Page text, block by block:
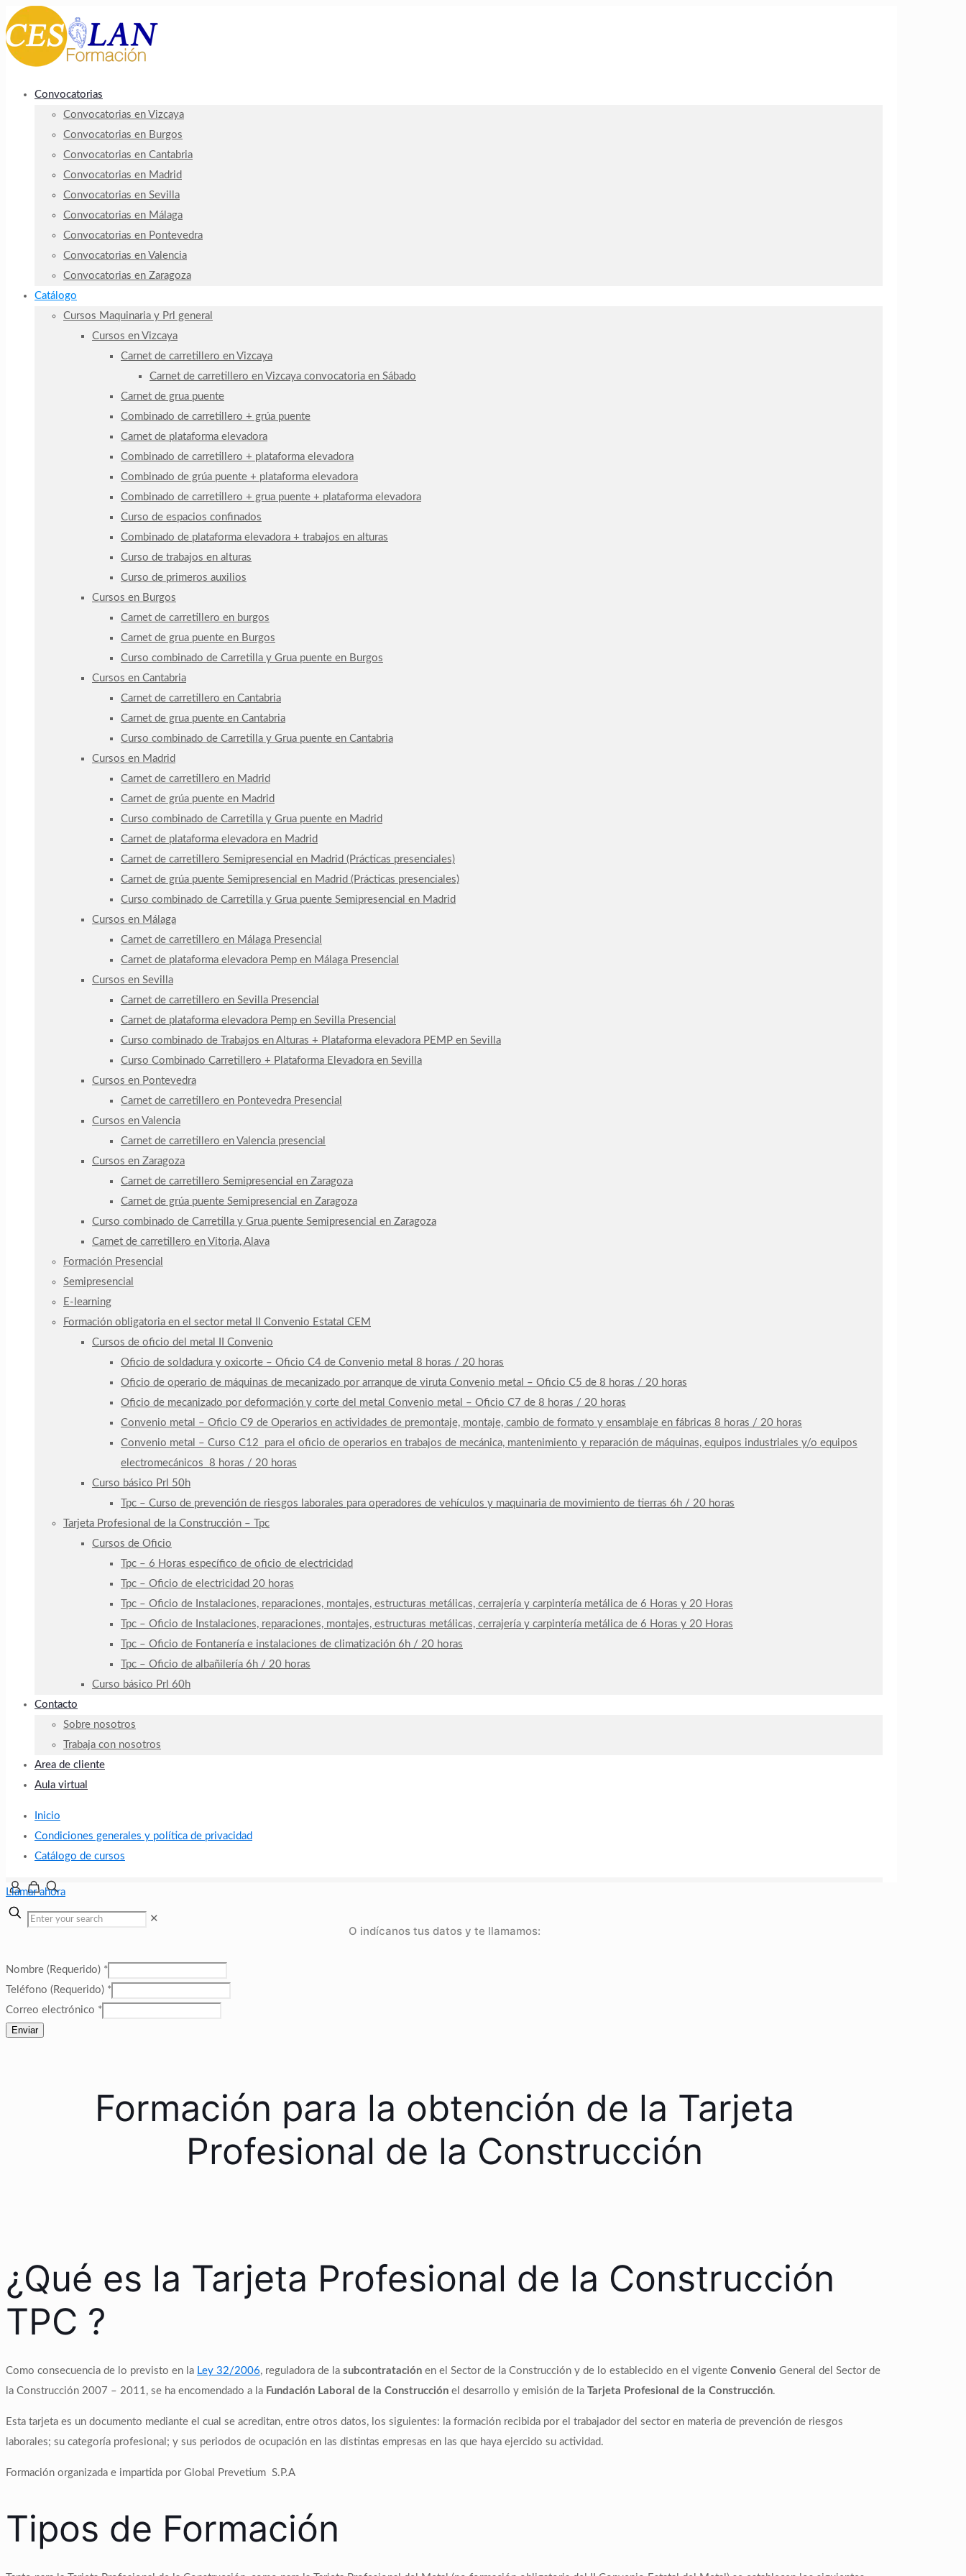
Convocatorias
Convocatorias en Vizcaya
Convocatorias en Burgos
Convocatorias en Cantabria
Convocatorias en Madrid
Convocatorias en Sevilla
Convocatorias en Málaga
Convocatorias en Pontevedra
Convocatorias en Valencia
Convocatorias en Zaragoza
Catálogo
Cursos Maquinaria y Prl general
Cursos en Vizcaya
Carnet de carretillero en Vizcaya
Carnet de carretillero en Vizcaya convocatoria en Sábado
Carnet de grua puente
Combinado de carretillero + grúa puente
Carnet de plataforma elevadora
Combinado de carretillero + plataforma elevadora
Combinado de grúa puente + plataforma elevadora
Combinado de carretillero + grua puente + plataforma elevadora
Curso de espacios confinados
Combinado de plataforma elevadora + trabajos en alturas
Curso de trabajos en alturas
Curso de primeros auxilios
Cursos en Burgos
Carnet de carretillero en burgos
Carnet de grua puente en Burgos
Curso combinado de Carretilla y Grua puente en Burgos
Cursos en Cantabria
Carnet de carretillero en Cantabria
Carnet de grua puente en Cantabria
Curso combinado de Carretilla y Grua puente en Cantabria
Cursos en Madrid
Carnet de carretillero en Madrid
Carnet de grúa puente en Madrid
Curso combinado de Carretilla y Grua puente en Madrid
Carnet de plataforma elevadora en Madrid
Carnet de carretillero Semipresencial en Madrid (Prácticas presenciales)
Carnet de grúa puente Semipresencial en Madrid (Prácticas presenciales)
Curso combinado de Carretilla y Grua puente Semipresencial en Madrid
Cursos en Málaga
Carnet de carretillero en Málaga Presencial
Carnet de plataforma elevadora Pemp en Málaga Presencial
Cursos en Sevilla
Carnet de carretillero en Sevilla Presencial
Carnet de plataforma elevadora Pemp en Sevilla Presencial
Curso combinado de Trabajos en Alturas + Plataforma elevadora PEMP en Sevilla
Curso Combinado Carretillero + Plataforma Elevadora en Sevilla
Cursos en Pontevedra
Carnet de carretillero en Pontevedra Presencial
Cursos en Valencia
Carnet de carretillero en Valencia presencial
Cursos en Zaragoza
Carnet de carretillero Semipresencial en Zaragoza
Carnet de grúa puente Semipresencial en Zaragoza
Curso combinado de Carretilla y Grua puente Semipresencial en Zaragoza
Carnet de carretillero en Vitoria, Alava
Formación Presencial
Semipresencial
E-learning
Formación obligatoria en el sector metal II Convenio Estatal CEM
Cursos de oficio del metal II Convenio
Oficio de soldadura y oxicorte – Oficio C4 de Convenio metal 8 horas / 20 horas
Oficio de operario de máquinas de mecanizado por arranque de viruta Convenio metal – Oficio C5 de 8 horas / 20 horas
Oficio de mecanizado por deformación y corte del metal Convenio metal – Oficio C7 de 8 horas / 20 horas
Convenio metal – Oficio C9 de Operarios en actividades de premontaje, montaje, cambio de formato y ensamblaje en fábricas 8 horas / 20 horas
Convenio metal – Curso C12 para el oficio de operarios en trabajos de mecánica, mantenimiento y reparación de máquinas, equipos industriales y/o equipos
electromecánicos 8 horas / 20 horas
Curso básico Prl 50h
Tpc – Curso de prevención de riesgos laborales para operadores de vehículos y maquinaria de movimiento de tierras 6h / 20 horas
Tarjeta Profesional de la Construcción – Tpc
Cursos de Oficio
Tpc – 6 Horas específico de oficio de electricidad
Tpc – Oficio de electricidad 20 horas
Tpc – Oficio de Instalaciones, reparaciones, montajes, estructuras metálicas, cerrajería y carpintería metálica de 6 Horas y 20 Horas
Tpc – Oficio de Instalaciones, reparaciones, montajes, estructuras metálicas, cerrajería y carpintería metálica de 6 Horas y 20 Horas
Tpc – Oficio de Fontanería e instalaciones de climatización 6h / 20 horas
Tpc – Oficio de albañilería 6h / 20 horas
Curso básico Prl 60h
Contacto
Sobre nosotros
Trabaja con nosotros
Area de cliente
Aula virtual
Inicio
Condiciones generales y política de privacidad
Catálogo de cursos
✕
Llamar ahora
O indícanos tus datos y te llamamos:
Nombre (Requerido) *
Teléfono (Requerido) *
Correo electrónico *
Enviar
Formación para la obtención de la Tarjeta
Profesional de la Construcción
¿Qué es la Tarjeta Profesional de la Construcción
TPC ?
Como consecuencia de lo previsto en la Ley 32/2006, reguladora de la subcontratación en el Sector de la Construcción y de lo establecido en el vigente Convenio General del Sector de
la Construcción 2007 – 2011, se ha encomendado a la Fundación Laboral de la Construcción el desarrollo y emisión de la Tarjeta Profesional de la Construcción.
Esta tarjeta es un documento mediante el cual se acreditan, entre otros datos, los siguientes: la formación recibida por el trabajador del sector en materia de prevención de riesgos
laborales; su categoría profesional; y sus periodos de ocupación en las distintas empresas en las que haya ejercido su actividad.
Formación organizada e impartida por Global Prevetium S.P.A
Tipos de Formación